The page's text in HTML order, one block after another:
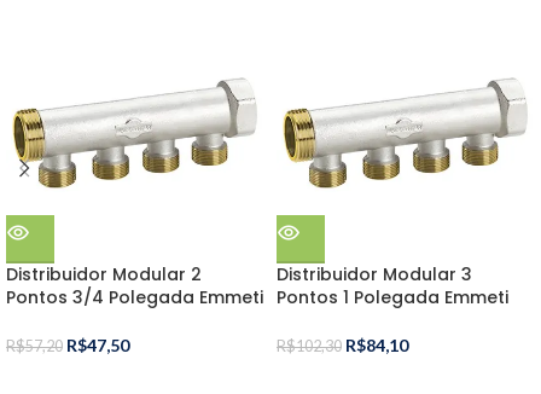
Distribuidor Modular 2
Pontos 3/4 Polegada Emmeti
R$57,20 R$47,50
Distribuidor Modular 3
Pontos 1 Polegada Emmeti
R$102,30 R$84,10